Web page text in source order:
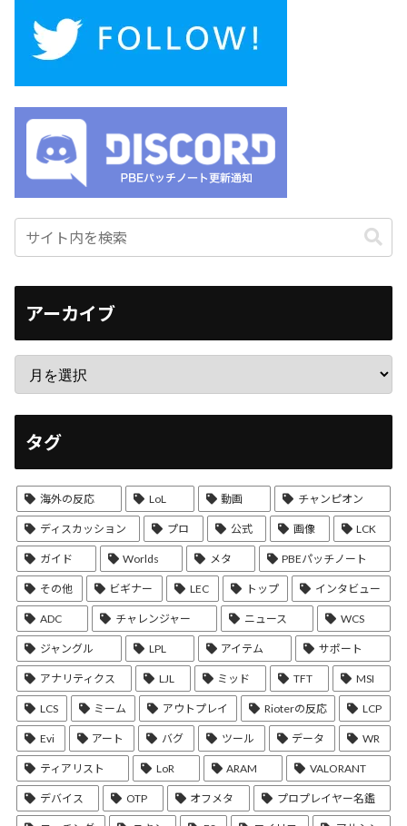
アーカイブ
タグ
海外の反応 LoL 動画 チャンピオン
ディスカッション プロ 公式 画像 LCK
ガイド Worlds メタ PBEパッチノート
その他 ビギナー LEC トップ インタビュー
ADC チャレンジャー ニュース WCS
ジャングル LPL アイテム サポート
アナリティクス LJL ミッド TFT MSI
LCS ミーム アウトプレイ Rioterの反応 LCP
Evi アート バグ ツール データ WR
ティアリスト LoR ARAM VALORANT
デバイス OTP オフメタ プロプレイヤー名鑑